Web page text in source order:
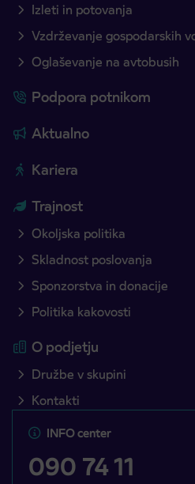
Izleti in potovanja
Vzdrževanje gospodarskih
Oglaševanje na avtobusih
Podpora potnikom
Aktualno
Kariera
Trajnost
Okoljska politika
Skladnost poslovanja
Sponzorstva in donacije
Politika kakovosti
O podjetju
Družbe v skupini
Kontakti
INFO center
090 74 11